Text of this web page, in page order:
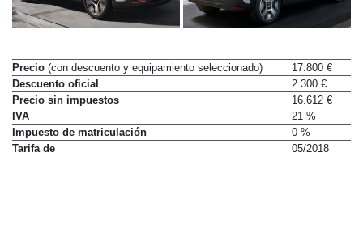
Precio (con descuento y equipamiento seleccionado)
17.800 €
Descuento oficial
2.300 €
Precio sin impuestos
16.612 €
IVA
21 %
Impuesto de matriculación
0 %
Tarifa de
05/2018